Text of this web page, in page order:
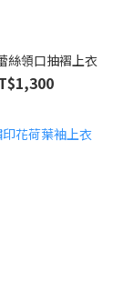
絲領口抽褶上衣